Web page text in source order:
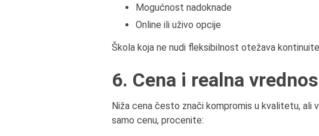
Mogućnost nadoknade
Online ili uživo opcije
Škola koja ne nudi fleksibilnost otežava
6. Cena i realna
Niža cena često znači kompromis u kvalitetu,
samo cenu, procenite: